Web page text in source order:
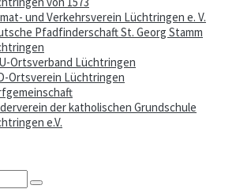
und Verkehrsverein Lüchtringen e. V.
Pfadfinderschaft St. Georg Stamm
Ortsverband Lüchtringen
Ortsverein Lüchtringen
der katholischen Grundschule
e.V.